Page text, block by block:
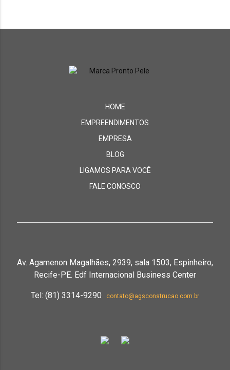
HOME
EMPREENDIMENTOS
EMPRESA
BLOG
LIGAMOS PARA VOCÊ
FALE CONOSCO
Av. Agamenon Magalhães, 2939, sala 1503, Espinheiro,
Recife-PE. Edf Internacional Business Center
Tel: (81) 3314-9290 contato@agsconstrucao.com.br